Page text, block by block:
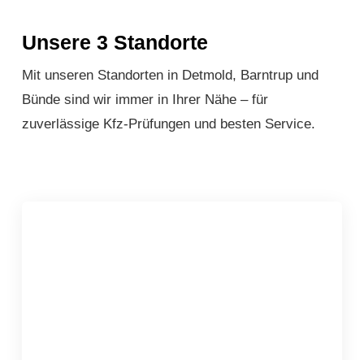
Unsere 3 Standorte
Mit unseren Standorten in Detmold, Barntrup und
Bünde sind wir immer in Ihrer Nähe – für
zuverlässige Kfz-Prüfungen und besten Service.